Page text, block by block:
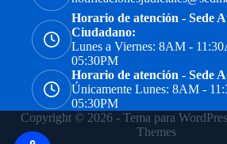
Horario de atención - Sede
Ciudadano:
Lunes a Viernes: 8AM -
05:30PM
Horario de atención - Sede
Únicamente Lunes: 8AM -
05:30PM
Copyright © 2026 - Tema para
Themes